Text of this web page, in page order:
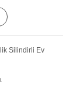
Silindirli Ev